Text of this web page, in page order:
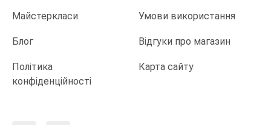
Майстеркласи Умови використання
Блог Відгуки про магазин
Політика
конфіденційності
Карта сайту